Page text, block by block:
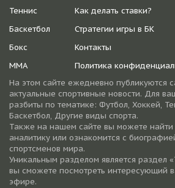
Теннис
Баскетбол
Бокс
ММА
Как делать ставки?
Стратегии игры в БК
Контакты
Политика
На этом сайте ежедневно публикуются
актуальные спортивные новости. Для
разбиты по тематике: Футбол, Хоккей,
Баскетбол, Другие виды спорта.
Также на нашем сайте вы можете найти
аналитику или ознакомится с
спортсменов мира.
Уникальным разделом является раздел
вы сможете посмотреть интересующий
эфире.